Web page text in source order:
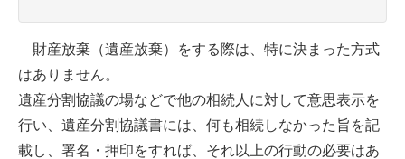
財産放棄（遺産放棄）をする際は、特に決まった方式
はありません。
遺産分割協議の場などで他の相続人に対して意思表示を
行い、遺産分割協議書には、何も相続しなかった旨を記
載し、署名・押印をすれば、それ以上の行動の必要はあ